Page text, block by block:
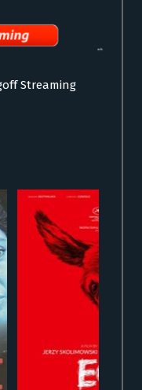
Streaming